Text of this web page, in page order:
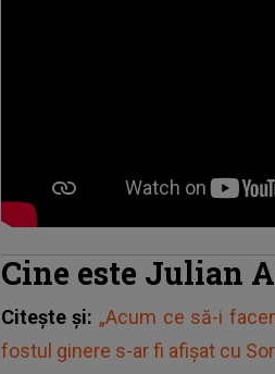
Cine este Julian
Citește și: „Acum ce să-i
fostul ginere s-ar fi afișat cu